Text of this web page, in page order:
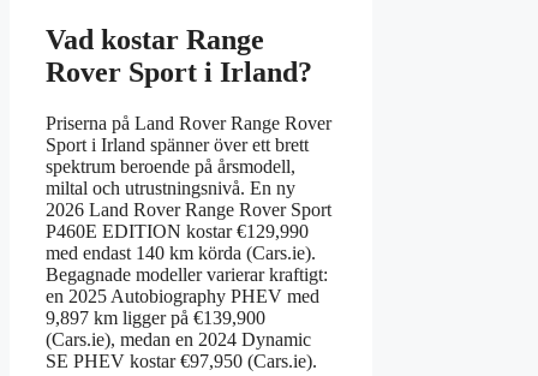
Vad kostar Range
Rover Sport i Irland?
Priserna på Land Rover Range Rover
Sport i Irland spänner över ett brett
spektrum beroende på årsmodell,
miltal och utrustningsnivå. En ny
2026 Land Rover Range Rover Sport
P460E EDITION kostar €129,990
med endast 140 km körda (Cars.ie).
Begagnade modeller varierar kraftigt:
en 2025 Autobiography PHEV med
9,897 km ligger på €139,900
(Cars.ie), medan en 2024 Dynamic
SE PHEV kostar €97,950 (Cars.ie).